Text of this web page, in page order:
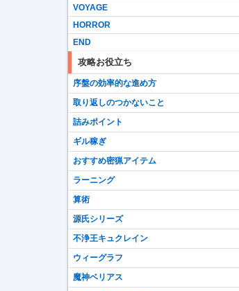
VOYAGE
HORROR
END
攻略お役立ち
序盤の効率的な進め方
取り返しのつかないこと
詰みポイント
ギル稼ぎ
おすすめ密猟アイテム
ラーニング
算術
源氏シリーズ
不浄王キュクレイン
ウィーグラフ
魔神ベリアス